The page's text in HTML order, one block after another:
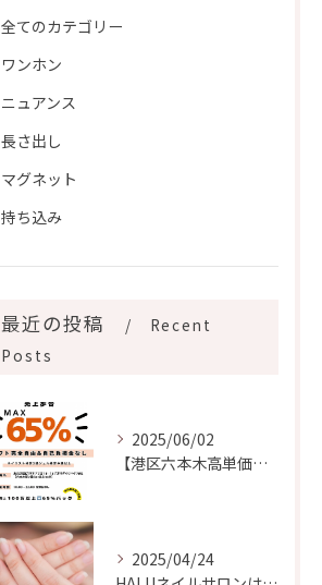
全てのカテゴリー
ワンホン
ニュアンス
長さ出し
マグネット
持ち込み
最近の投稿
Recent
Posts
2025/06/02
【港区六本木高単価ネイルサロンの求人】
2025/04/24